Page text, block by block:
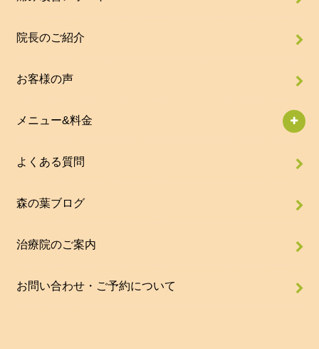
院長のご紹介
お客様の声
メニュー&料金
よくある質問
森の葉ブログ
治療院のご案内
お問い合わせ・ご予約について